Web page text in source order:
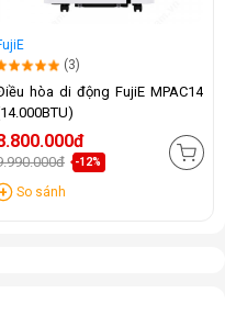
(3)
hòa di động FujiE MPAC14
-12%
So sánh